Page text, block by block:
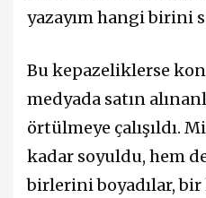
yazayım hangi birini
Bu kepazeliklerse
medyada satın
örtülmeye çalışıldı.
kadar soyuldu, hem
birlerini boyadılar,